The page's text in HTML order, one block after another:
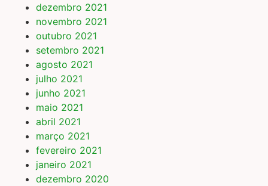
dezembro 2021
novembro 2021
outubro 2021
setembro 2021
agosto 2021
julho 2021
junho 2021
maio 2021
abril 2021
março 2021
fevereiro 2021
janeiro 2021
dezembro 2020